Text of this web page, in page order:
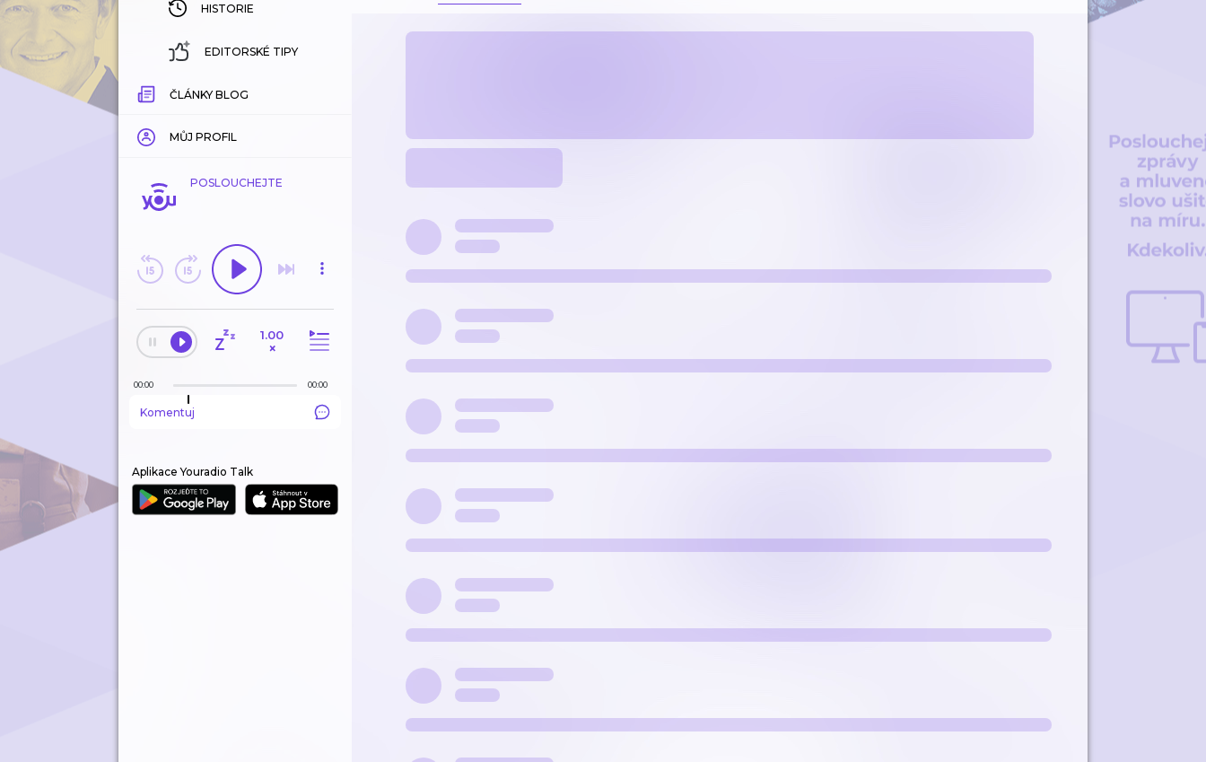
HISTORIE
EDITORSKÉ TIPY
ČLÁNKY BLOG
MŮJ PROFIL
POSLOUCHEJTE
1.00
×
00:00 00:00
Komentuj
Aplikace Youradio Talk